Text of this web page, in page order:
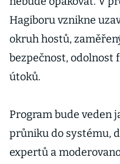
Hagiboru vznikne
okruh hostů,
bezpečnost, odolnost
útoků.
Program bude veden
průniku do systému,
expertů a